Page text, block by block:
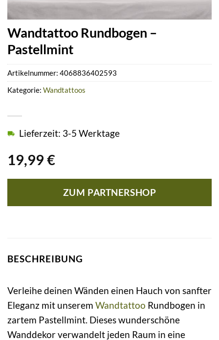
Wandtattoo Rundbogen –
Pastellmint
19,99 €
Lieferzeit: 3-5 Werktage
ZUM PARTNERSHOP
Artikelnummer: 4068836402593
Kategorie: Wandtattoos
BESCHREIBUNG
Verleihe deinen Wänden einen Hauch von sanfter
Eleganz mit unserem Wandtattoo Rundbogen in
zartem Pastellmint. Dieses wunderschöne
Wanddekor verwandelt jeden Raum in eine